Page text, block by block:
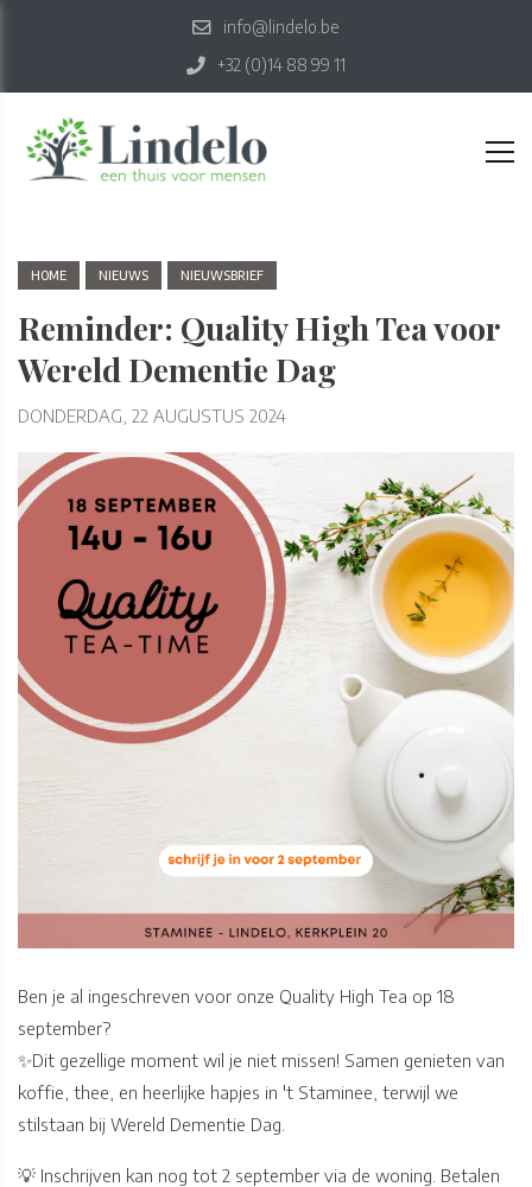
info@lindelo.be
+32 (0)14 88 99 11
HOME NIEUWS NIEUWSBRIEF
Reminder: Quality High Tea voor
Wereld Dementie Dag
DONDERDAG, 22 AUGUSTUS 2024
Ben je al ingeschreven voor onze Quality High Tea op 18
september?
✨Dit gezellige moment wil je niet missen! Samen genieten van
koffie, thee, en heerlijke hapjes in 't Staminee, terwijl we
stilstaan bij Wereld Dementie Dag.
💡 Inschrijven kan nog tot 2 september via de woning. Betalen